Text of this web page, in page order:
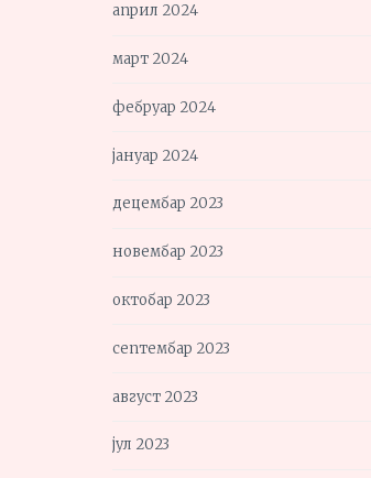
април 2024
март 2024
фебруар 2024
јануар 2024
децембар 2023
новембар 2023
октобар 2023
септембар 2023
август 2023
јул 2023